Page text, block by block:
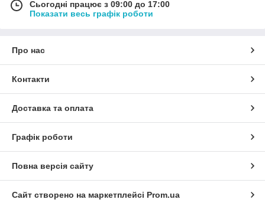
Сьогодні працює з 09:00 до 17:00
Показати весь графік роботи
Про нас
Контакти
Доставка та оплата
Графік роботи
Повна версія сайту
Сайт створено на маркетплейсі Prom.ua